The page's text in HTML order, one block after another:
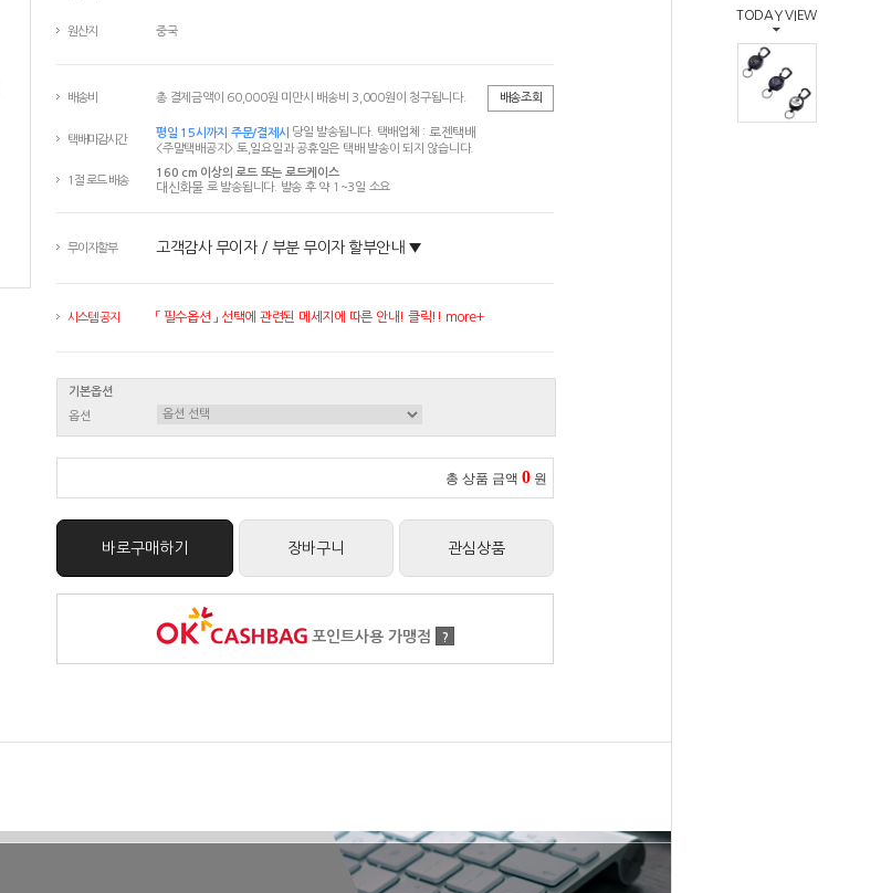
TODAY VIEW
원산지 중국
배송비 총 결제금액이 60,000원 미만시 배송비 3,000원이 청구됩니다. 배송조회
택배마감시간
평일 15시까지 주문/결제시 당일 발송됩니다. 택배업체 : 로젠택배
<주말택배공지> 토,일요일과 공휴일은 택배 발송이 되지 않습니다.
1절 로드 배송
160 cm 이상의 로드 또는 로드케이스
대신화물 로 발송됩니다. 발송 후 약 1~3일 소요
무이자할부 고객감사 무이자 / 부분 무이자 할부안내 ▼
시스템 공지 「 필수옵션 」 선택에 관련된 메세지에 따른 안내! 클릭!! more+
기본옵션
옵션
총 상품 금액 0 원
바로구매하기 장바구니 관심상품
포인트사용 가맹점 ?